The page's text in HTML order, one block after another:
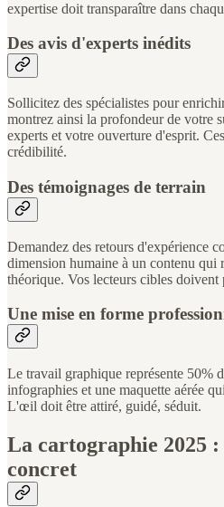
expertise doit transparaître dans
Des avis d'experts inédits
Sollicitez des spécialistes pour
montrez ainsi la profondeur de votre
experts et votre ouverture d'esprit.
crédibilité.
Des témoignages de terrain
Demandez des retours d'expérience
dimension humaine à un contenu qui
théorique. Vos lecteurs cibles
Une mise en forme
Le travail graphique représente 50%
infographies et une maquette aérée
L'œil doit être attiré, guidé, séduit.
La cartographie 2025 :
concret